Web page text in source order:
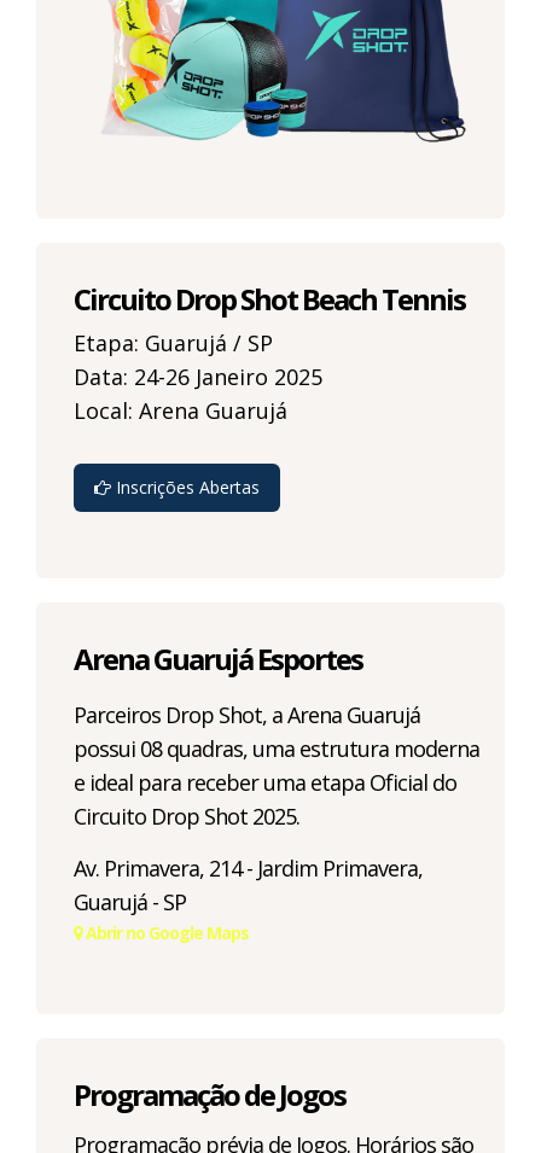
Circuito Drop Shot Beach Tennis
Etapa: Guarujá / SP
Data: 24-26 Janeiro 2025
Local: Arena Guarujá
Inscrições Abertas
Arena Guarujá Esportes
Parceiros Drop Shot, a Arena Guarujá
possui 08 quadras, uma estrutura moderna
e ideal para receber uma etapa Oficial do
Circuito Drop Shot 2025.
Av. Primavera, 214 - Jardim Primavera,
Guarujá - SP
Abrir no Google Maps
Programação de Jogos
Programação prévia de Jogos. Horários são